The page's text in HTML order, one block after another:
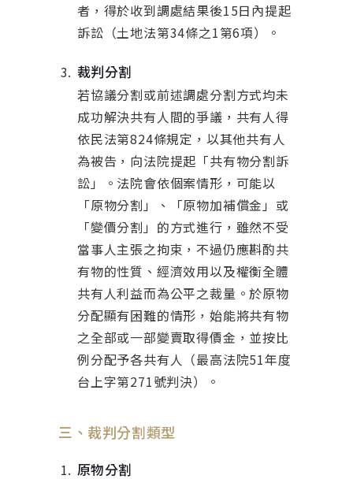
者，得於收到調處結果後15日內提起
訴訟（土地法第34條之1第6項）。
裁判分割
若協議分割或前述調處分割方式均未
成功解決共有人間的爭議，共有人得
依民法第824條規定，以其他共有人
為被告，向法院提起「共有物分割訴
訟」。法院會依個案情形，可能以
「原物分割」、「原物加補償金」或
「變價分割」的方式進行，雖然不受
當事人主張之拘束，不過仍應斟酌共
有物的性質、經濟效用以及權衡全體
共有人利益而為公平之裁量。於原物
分配顯有困難的情形，始能將共有物
之全部或一部變賣取得價金，並按比
例分配予各共有人（最高法院51年度
台上字第271號判決）。
三、裁判分割類型
原物分割